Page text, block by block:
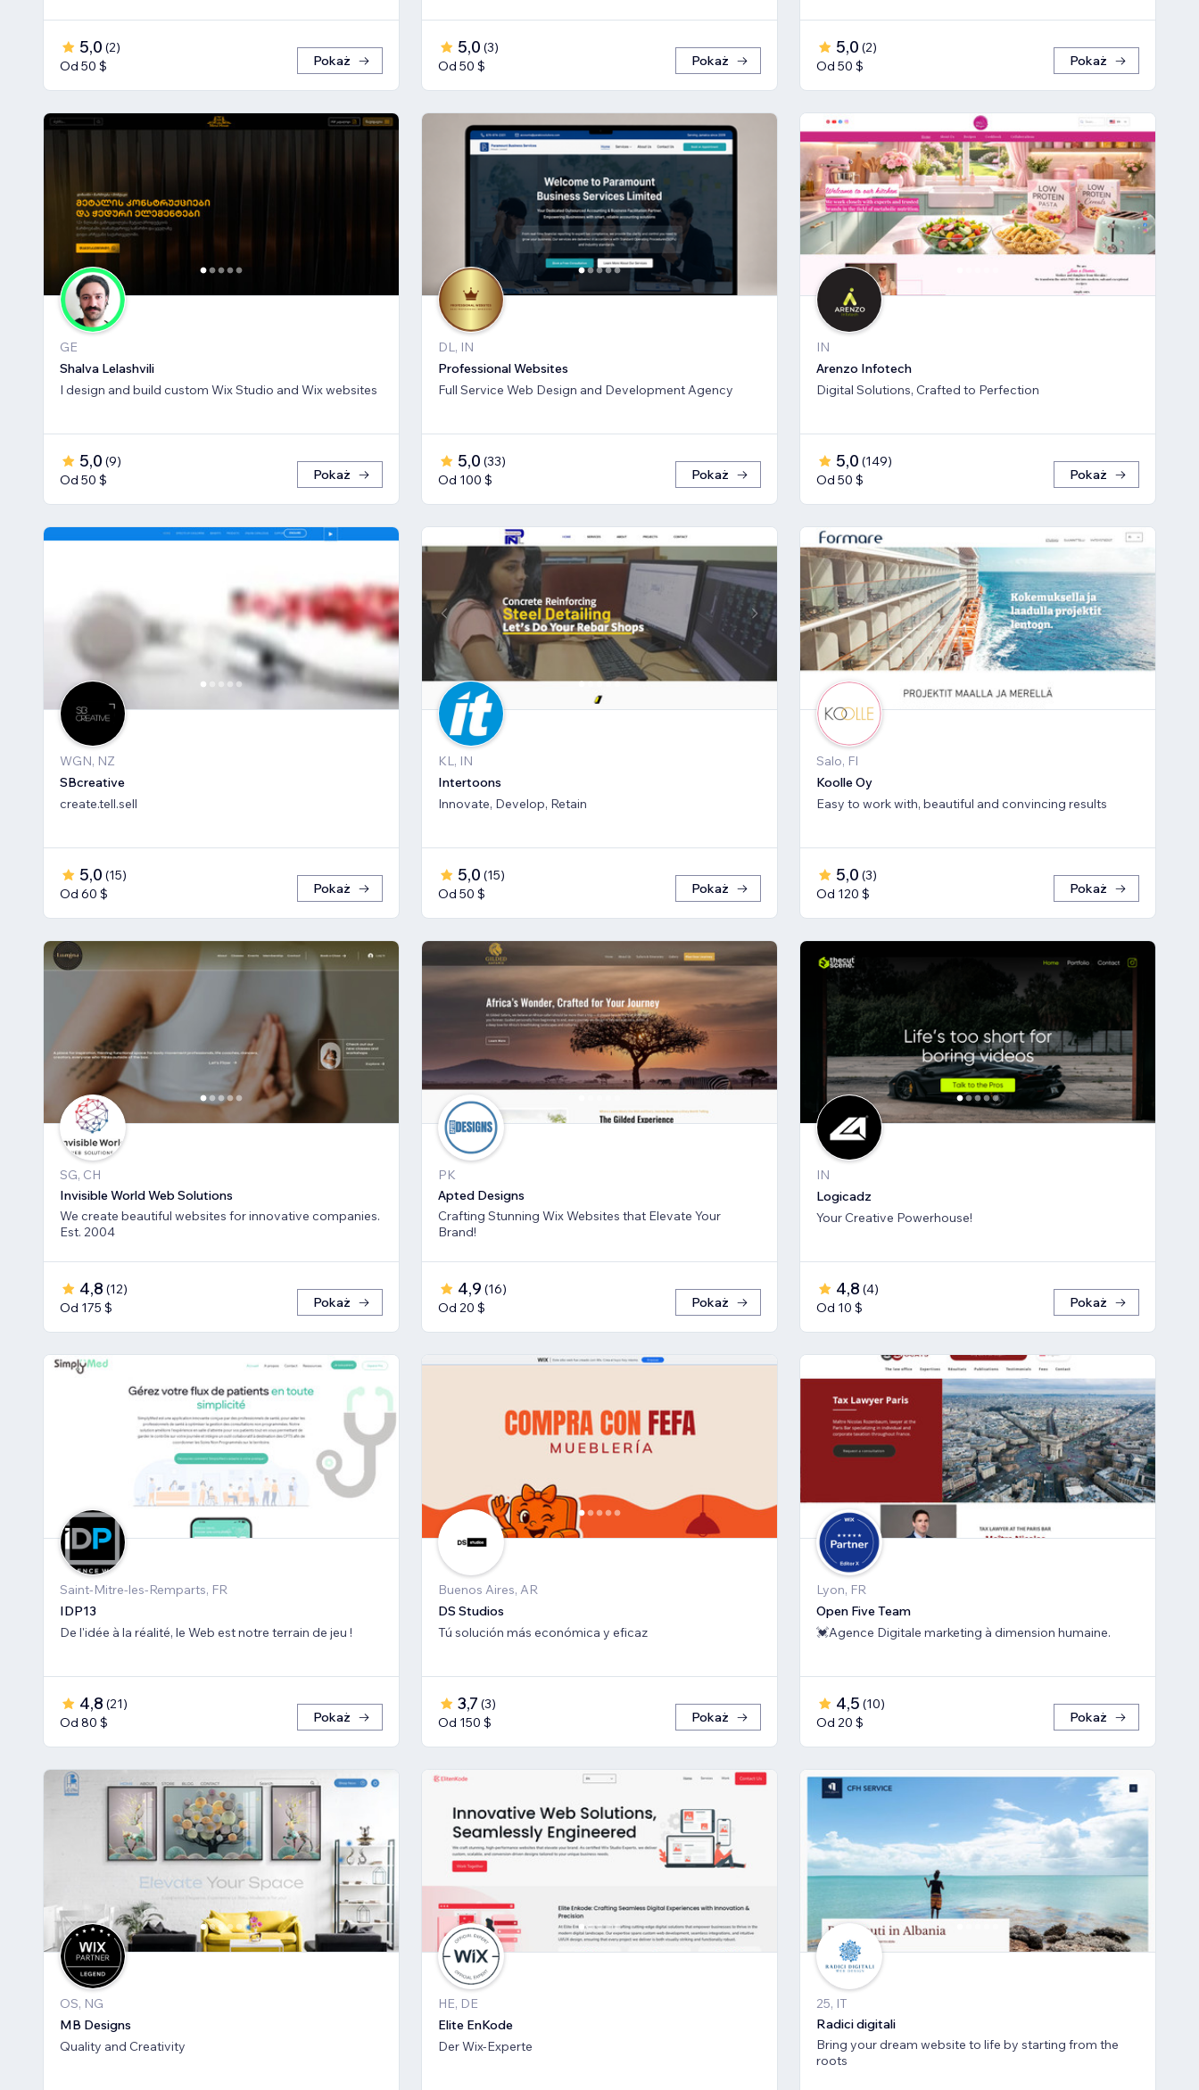
5,0 (2)
Od 50 $
Pokaż
5,0 (3)
Od 50 $
Pokaż
5,0 (2)
Od 50 $
Pokaż
GE
Shalva Lelashvili
I design and build custom Wix Studio and Wix websites
5,0 (9)
Od 50 $
Pokaż
DL, IN
Professional Websites
Full Service Web Design and Development Agency
5,0 (33)
Od 100 $
Pokaż
IN
Arenzo Infotech
Digital Solutions, Crafted to Perfection
5,0 (149)
Od 50 $
Pokaż
WGN, NZ
SBcreative
create.tell.sell
5,0 (15)
Od 60 $
Pokaż
KL, IN
Intertoons
Innovate, Develop, Retain
5,0 (15)
Od 50 $
Pokaż
Salo, FI
Koolle Oy
Easy to work with, beautiful and convincing results
5,0 (3)
Od 120 $
Pokaż
SG, CH
Invisible World Web Solutions
We create beautiful websites for innovative companies.
Est. 2004
4,8 (12)
Od 175 $
Pokaż
PK
Apted Designs
Crafting Stunning Wix Websites that Elevate Your
Brand!
4,9 (16)
Od 20 $
Pokaż
IN
Logicadz
Your Creative Powerhouse!
4,8 (4)
Od 10 $
Pokaż
Saint-Mitre-les-Remparts, FR
IDP13
De l'idée à la réalité, le Web est notre terrain de jeu !
4,8 (21)
Od 80 $
Pokaż
Buenos Aires, AR
DS Studios
Tú solución más económica y eficaz
3,7 (3)
Od 150 $
Pokaż
Lyon, FR
Open Five Team
💓Agence Digitale marketing à dimension humaine.
4,5 (10)
Od 20 $
Pokaż
OS, NG
MB Designs
Quality and Creativity
HE, DE
Elite EnKode
Der Wix-Experte
25, IT
Radici digitali
Bring your dream website to life by starting from the
roots